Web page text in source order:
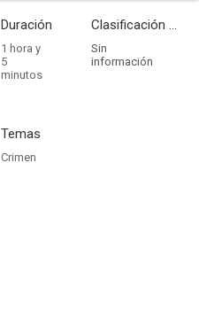
Duración
1 hora y
5
minutos
Clasificación por edades
Sin
información
Temas
Crimen